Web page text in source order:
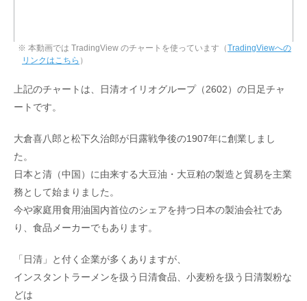
※ 本動画では TradingView のチャートを使っています（TradingViewへの
リンクはこちら ）
上記のチャートは、日清オイリオグループ（2602）の日足チャ
ートです。
大倉喜八郎と松下久治郎が日露戦争後の1907年に創業しまし
た。
日本と清（中国）に由来する大豆油・大豆粕の製造と貿易を主業
務として始まりました。
今や家庭用食用油国内首位のシェアを持つ日本の製油会社であ
り、食品メーカーでもあります。
「日清」と付く企業が多くありますが、
インスタントラーメンを扱う日清食品、小麦粉を扱う日清製粉な
どは